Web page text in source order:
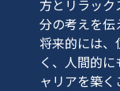
方とリラッ
分の考えを伝
将来的には
く、人間的
ャリアを築く